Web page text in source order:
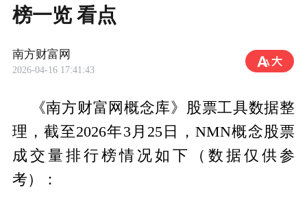
榜一览 看点
南方财富网
2026-04-16 17:41:43
《南方财富网概念库》股票工具数据整
理，截至2026年3月25日，NMN概念股票
成交量排行榜情况如下（数据仅供参
考）：